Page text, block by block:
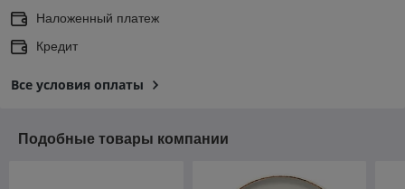
Наложенный платеж
Кредит
Все условия оплаты
Подобные товары компании